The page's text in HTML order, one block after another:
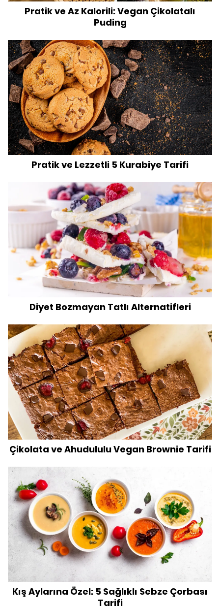
Pratik ve Az Kalorili: Vegan Çikolatalı
Puding
Pratik ve Lezzetli 5 Kurabiye Tarifi
Diyet Bozmayan Tatlı Alternatifleri
Çikolata ve Ahudululu Vegan Brownie Tarifi
Kış Aylarına Özel: 5 Sağlıklı Sebze Çorbası
Tarifi